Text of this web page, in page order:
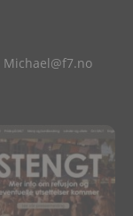
Michael@f7.no